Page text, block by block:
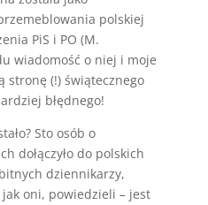
polskiej
PiS i PO (M.
wiadomość o niej i moje
stronę (!) świątecznego
błędnego!
Sto osób o
dołączyło do polskich
dziennikarzy,
oni, powiedzieli – jest